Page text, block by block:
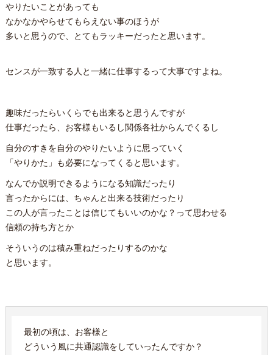
やりたいことがあっても
なかなかやらせてもらえない事のほうが
多いと思うので、とてもラッキーだったと思います。
センスが一致する人と一緒に仕事するって大事ですよね。
趣味だったらいくらでも出来ると思うんですが
仕事だったら、お客様もいるし関係各社からんでくるし
自分のすきを自分のやりたいように思っていく
「やりかた」も必要になってくると思います。
なんでか説明できるようになる知識だったり
言ったからには、ちゃんと出来る技術だったり
この人が言ったことは信じてもいいのかな？って思わせる
信頼の持ち方とか
そういうのは積み重ねだったりするのかな
と思います。
最初の頃は、お客様と
どういう風に共通認識をしていったんですか？